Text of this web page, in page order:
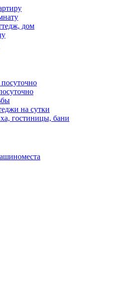
дом
на сутки
гостиницы, бани